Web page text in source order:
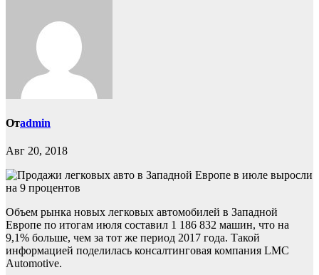
Отadmin
Авг 20, 2018
Объем рынка новых легковых автомобилей в Западной
Европе по итогам июля составил 1 186 832 машин, что на
9,1% больше, чем за тот же период 2017 года. Такой
информацией поделилась консалтинговая компания LMC
Automotive.